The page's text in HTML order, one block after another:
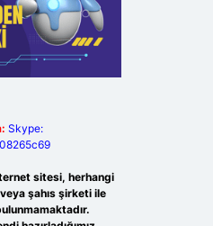
Skype:
sitesi, herhangi
şahıs şirketi ile